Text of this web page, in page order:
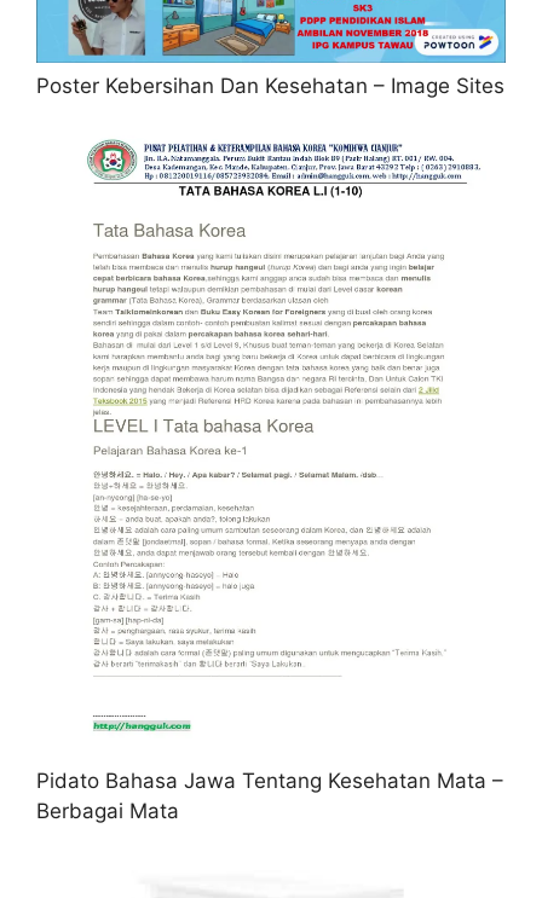
Poster Kebersihan Dan Kesehatan – Image Sites
Pidato Bahasa Jawa Tentang Kesehatan Mata –
Berbagai Mata